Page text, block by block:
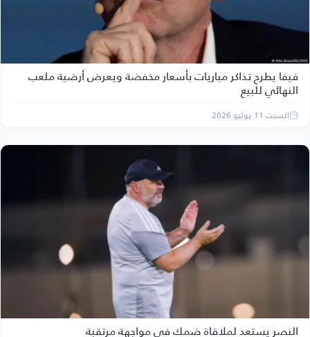
فيفا يطرح تذاكر مباريات بأسعار مخفضة ويعرض أرضية ملعب
النهائي للبيع
السبت 11 يوليو 2026
النصر يستعد لملاقاة ضمك في مواجهة مرتقبة